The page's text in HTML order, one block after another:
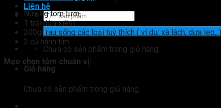
Liên hệ
Tìm
kiếm:
Chưa có sản phẩm trong giỏ hàng.
Giỏ hàng
Chưa có sản phẩm trong giỏ hàng.
Nửa kg tôm tươi
1 trái dừa xiêm
200gr rau sống các loại tuỳ thích ( ví dụ: xà lách, dưa leo,..)
2 củ hành tím
Mẹo chọn tôm chuẩn vị: